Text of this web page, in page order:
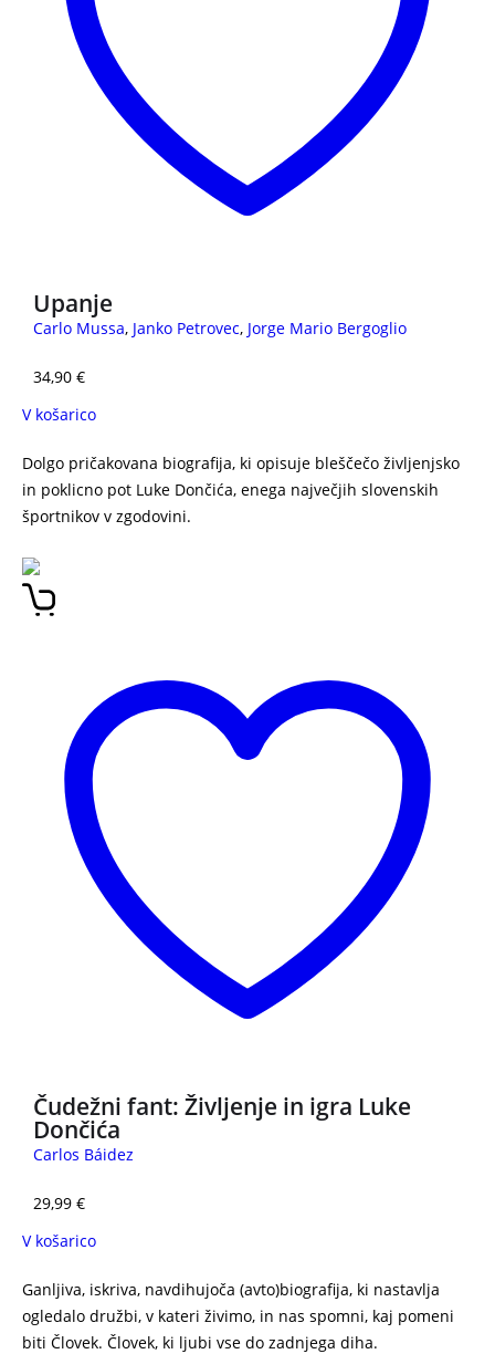
Upanje
Carlo Mussa, Janko Petrovec, Jorge Mario Bergoglio
34,90 €
V košarico
Dolgo pričakovana biografija, ki opisuje bleščečo življenjsko
in poklicno pot Luke Dončića, enega največjih slovenskih
športnikov v zgodovini.
Čudežni fant: Življenje in igra Luke
Dončića
Carlos Báidez
29,99 €
V košarico
Ganljiva, iskriva, navdihujoča (avto)biografija, ki nastavlja
ogledalo družbi, v kateri živimo, in nas spomni, kaj pomeni
biti Človek. Človek, ki ljubi vse do zadnjega diha.